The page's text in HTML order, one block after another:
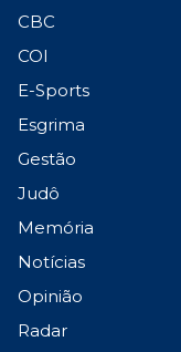
CBC
COI
E-Sports
Esgrima
Gestão
Judô
Memória
Notícias
Opinião
Radar